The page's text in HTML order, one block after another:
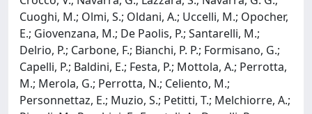
Cuoghi, M.; Olmi, S.; Oldani, A.; Uccelli, M.; Opocher,
E.; Giovenzana, M.; De Paolis, P.; Santarelli, M.;
Delrio, P.; Carbone, F.; Bianchi, P. P.; Formisano, G.;
Capelli, P.; Baldini, E.; Festa, P.; Mottola, A.; Perrotta,
M.; Merola, G.; Perrotta, N.; Celiento, M.;
Personnettaz, E.; Muzio, S.; Petitti, T.; Melchiorre, A.;